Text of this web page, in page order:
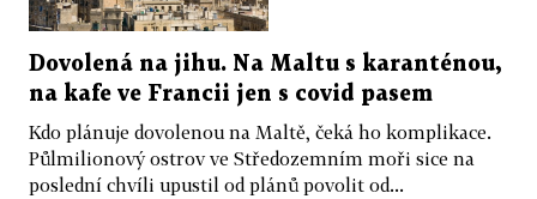
Dovolená na jihu. Na Maltu s karanténou,
na kafe ve Francii jen s covid pasem
Kdo plánuje dovolenou na Maltě, čeká ho komplikace.
Půlmilionový ostrov ve Středozemním moři sice na
poslední chvíli upustil od plánů povolit od...